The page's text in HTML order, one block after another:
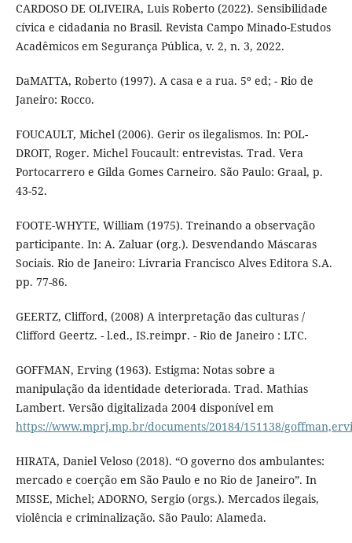
CARDOSO DE OLIVEIRA, Luis Roberto (2022). Sensibilidade
cívica e cidadania no Brasil. Revista Campo Minado-Estudos
Acadêmicos em Segurança Pública, v. 2, n. 3, 2022.
DaMATTA, Roberto (1997). A casa e a rua. 5º ed; - Rio de
Janeiro: Rocco.
FOUCAULT, Michel (2006). Gerir os ilegalismos. In: POL-
DROIT, Roger. Michel Foucault: entrevistas. Trad. Vera
Portocarrero e Gilda Gomes Carneiro. São Paulo: Graal, p.
43-52.
FOOTE-WHYTE, William (1975). Treinando a observação
participante. In: A. Zaluar (org.). Desvendando Máscaras
Sociais. Rio de Janeiro: Livraria Francisco Alves Editora S.A.
pp. 77-86.
GEERTZ, Clifford, (2008) A interpretação das culturas /
Clifford Geertz. - l.ed., IS.reimpr. - Rio de Janeiro : LTC.
GOFFMAN, Erving (1963). Estigma: Notas sobre a
manipulação da identidade deteriorada. Trad. Mathias
Lambert. Versão digitalizada 2004 disponível em
https://www.mprj.mp.br/documents/20184/151138/
HIRATA, Daniel Veloso (2018). “O governo dos ambulantes:
mercado e coerção em São Paulo e no Rio de Janeiro”. In
MISSE, Michel; ADORNO, Sergio (orgs.). Mercados ilegais,
violência e criminalização. São Paulo: Alameda.